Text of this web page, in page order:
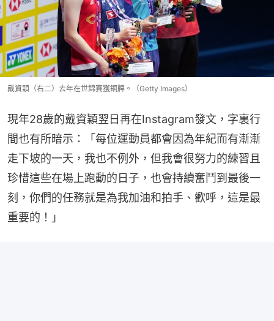
戴資穎（右二）去年在世錦賽獲銅牌。（Getty Images）
現年28歲的戴資穎翌日再在Instagram發文，字裏行
間也有所暗示：「每位運動員都會因為年紀而有漸漸
走下坡的一天，我也不例外，但我會很努力的練習且
珍惜這些在場上跑動的日子，也會持續奮鬥到最後一
刻，你們的任務就是為我加油和拍手、歡呼，這是最
重要的！」